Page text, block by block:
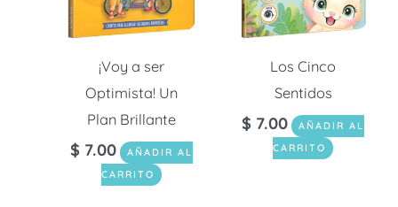
¡Voy a ser
Optimista! Un
Plan Brillante
$ 7.00
AÑADIR AL
CARRITO
Los Cinco
Sentidos
$ 7.00
AÑADIR AL
CARRITO